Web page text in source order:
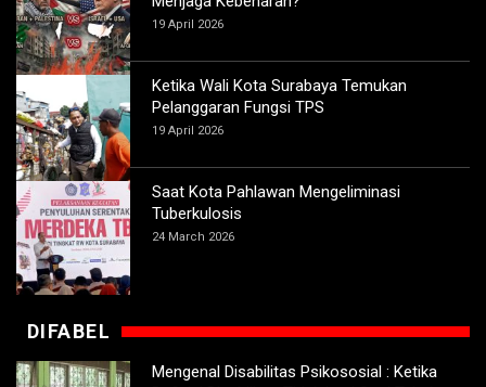
19 April 2026
Ketika Wali Kota Surabaya Temukan
Pelanggaran Fungsi TPS
19 April 2026
Saat Kota Pahlawan Mengeliminasi
Tuberkulosis
24 March 2026
DIFABEL
Mengenal Disabilitas Psikososial : Ketika